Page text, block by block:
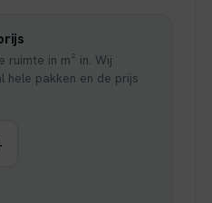
42,46.
ruimte in m² in. Wij
hele pakken en de prijs